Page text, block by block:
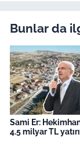
Bunlar da
Sami Er:
4.5 milyar TL